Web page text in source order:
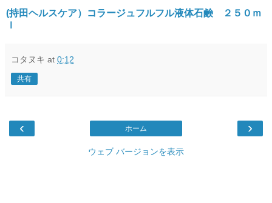
(持田ヘルスケア）コラージュフルフル液体石鹸 ２５０ｍ
ｌ
コタヌキ at 0:12
共有
‹ ›
ホーム
ウェブ バージョンを表示